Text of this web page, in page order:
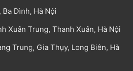
Ba Đình, Hà Nội
Xuân Trung, Thanh Xuân, Hà Nội
Trung, Gia Thụy, Long Biên, Hà